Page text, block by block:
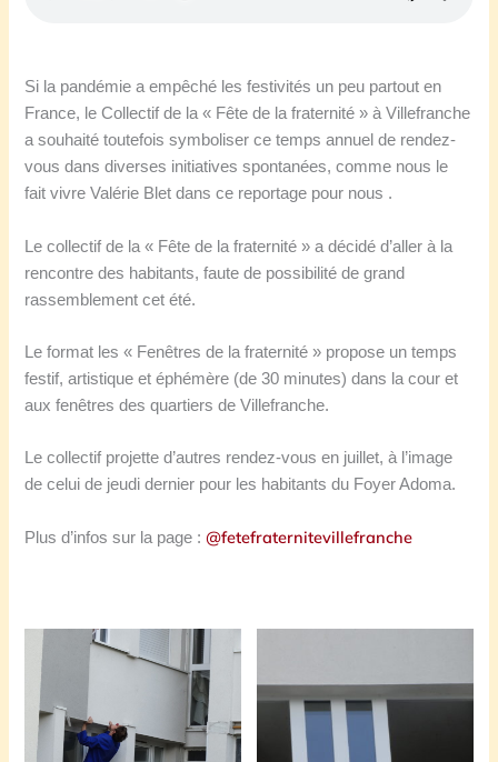
Si la pandémie a empêché les festivités un peu partout en
France, le Collectif de la « Fête de la fraternité » à Villefranche
a souhaité toutefois symboliser ce temps annuel de rendez-
vous dans diverses initiatives spontanées, comme nous le
fait vivre Valérie Blet dans ce reportage pour nous .
Le collectif de la « Fête de la fraternité » a décidé d’aller à la
rencontre des habitants, faute de possibilité de grand
rassemblement cet été.
Le format les « Fenêtres de la fraternité » propose un temps
festif, artistique et éphémère (de 30 minutes) dans la cour et
aux fenêtres des quartiers de Villefranche.
Le collectif projette d’autres rendez-vous en juillet, à l’image
de celui de jeudi dernier pour les habitants du Foyer Adoma.
Plus d’infos sur la page :@fetefraternitevillefranche